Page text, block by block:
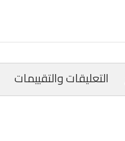
التعليقات والتقييمات